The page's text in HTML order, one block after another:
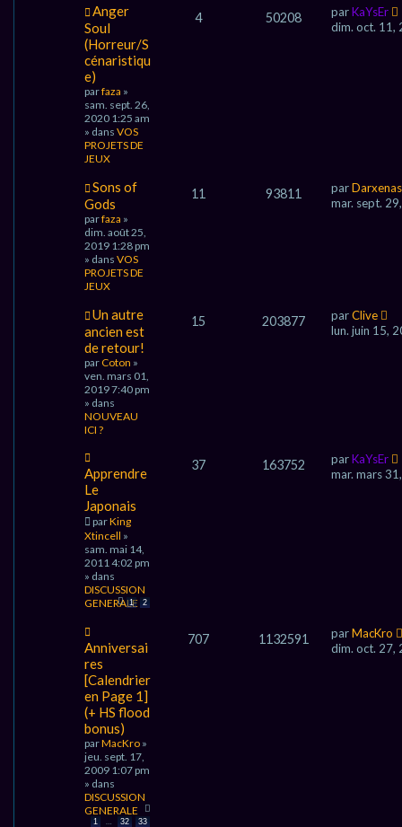
g
e
N
o
u
v
e
a
u
m
e
s
s
a
e
Anger
Soul
(Horreur/S
cénaristiqu
e)
parfaza »
sam. sept. 26,
2020 1:25 am
» dans VOS
PROJETS DE
JEUX
4 50208 parKaYsEr
dim. oct. 11,
N
o
u
v
e
a
u
m
e
s
a
g
e
Sons of
Gods
parfaza »
dim. août 25,
2019 1:28 pm
» dans VOS
PROJETS DE
JEUX
11 93811 parDarxenas
mar. sept.
N
u
v
e
a
u
m
e
s
g
e
Un autre
ancien est
de retour!
parCoton »
ven. mars 01,
2019 7:40 pm
» dans
NOUVEAU
ICI ?
15 203877 parClive
lun. juin 15,
o
u
v
e
a
u
m
e
s
s
a
Apprendre
Le
Japonais
parKing
Xtincell »
sam. mai 14,
2011 4:02 pm
» dans
DISCUSSION
GENERALE
1 2
37 163752 parKaYsEr
mar. mars
o
u
v
e
a
u
m
e
s
s
a
g
e
Anniversai
res
[Calendrier
en Page 1]
(+ HS flood
bonus)
parMacKro »
jeu. sept. 17,
2009 1:07 pm
» dans
DISCUSSION
GENERALE
1 32
33
707 1132591 parMacKro
dim. oct. 27,